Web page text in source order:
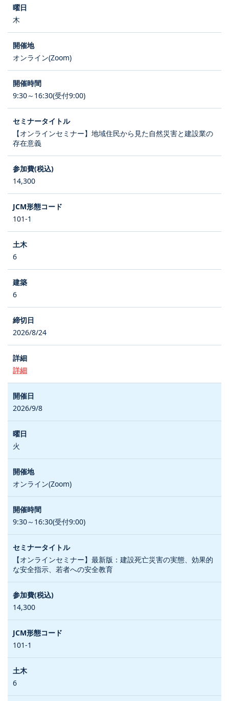
木
オンライン(Zoom)
9:30～16:30(受付9:00)
【オンラインセミナー】地域住民から見た自然災害と建設業の
存在意義
14,300
101-1
6
6
2026/8/24
詳細
2026/9/8
火
オンライン(Zoom)
9:30～16:30(受付9:00)
【オンラインセミナー】最新版：建設死亡災害の実態、効果的
な安全指示、若者への安全教育
14,300
101-1
6